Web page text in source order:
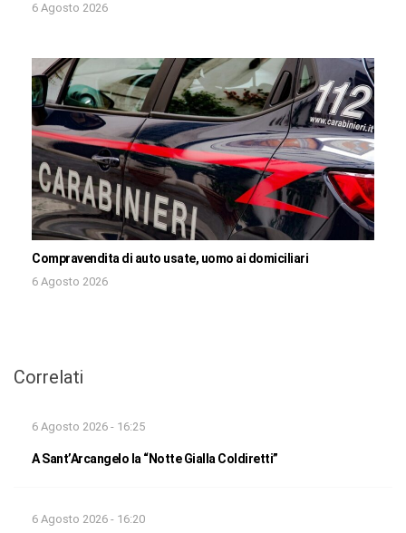
6 Agosto 2026
Compravendita di auto usate, uomo ai domiciliari
6 Agosto 2026
Correlati
6 Agosto 2026 - 16:25
A Sant’Arcangelo la “Notte Gialla Coldiretti”
6 Agosto 2026 - 16:20